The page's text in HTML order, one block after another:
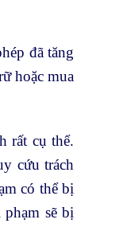
đã tăng
hoặc mua
rất cụ thể.
cứu trách
có thể bị
sẽ bị